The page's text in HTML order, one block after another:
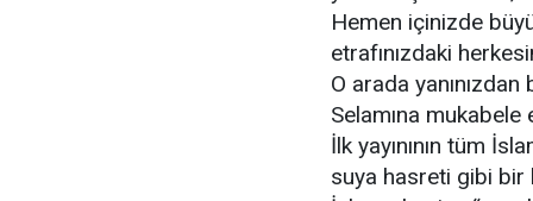
Hemen içinizde
etrafınızdaki
O arada
Selamına
İlk yayınının tüm
suya hasreti gibi bir